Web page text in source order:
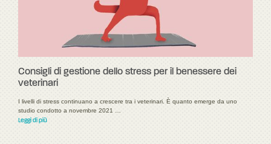
Consigli di gestione dello stress per il benessere dei
veterinari
I livelli di stress continuano a crescere tra i veterinari. È quanto emerge da uno
studio condotto a novembre 2021 …
Leggi di più